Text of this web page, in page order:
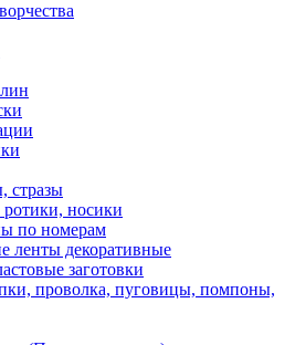
стразы
ротики, носики
по номерам
ленты декоративные
заготовки
проволка, пуговицы, помпоны,